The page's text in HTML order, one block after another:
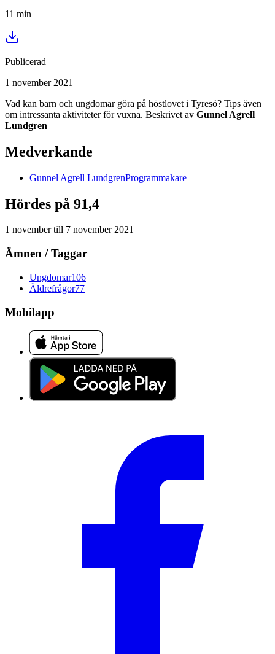
11 min
Publicerad
1 november 2021
Vad kan barn och ungdomar göra på höstlovet i Tyresö? Tips även
om intressanta aktiviteter för vuxna. Beskrivet av Gunnel Agrell
Lundgren
Medverkande
Gunnel Agrell LundgrenProgrammakare
Hördes på 91,4
1 novembertill 7 november 2021
Ämnen / Taggar
Ungdomar106
Äldrefrågor77
Mobilapp